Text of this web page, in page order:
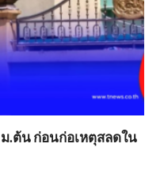
.ต้น ก่อนก่อเหตุสลดใน